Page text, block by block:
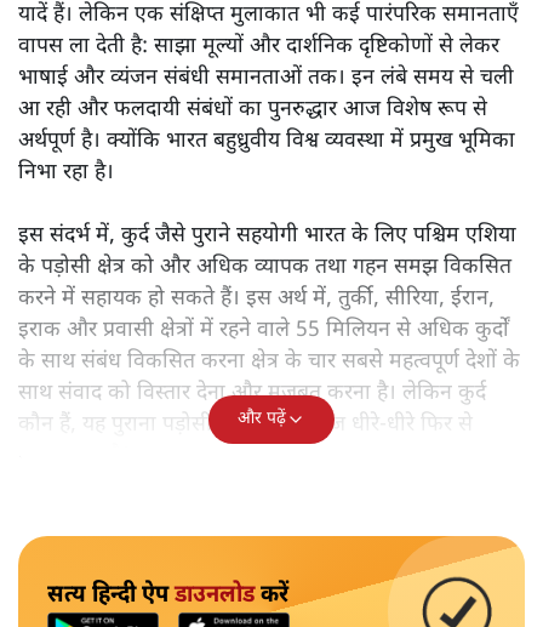
यादें हैं। लेकिन एक संक्षिप्त मुलाकात भी कई पारंपरिक समानताएँ
वापस ला देती है: साझा मूल्यों और दार्शनिक दृष्टिकोणों से लेकर
भाषाई और व्यंजन संबंधी समानताओं तक। इन लंबे समय से चली
आ रही और फलदायी संबंधों का पुनरुद्धार आज विशेष रूप से
अर्थपूर्ण है। क्योंकि भारत बहुध्रुवीय विश्व व्यवस्था में प्रमुख भूमिका
निभा रहा है।
इस संदर्भ में, कुर्द जैसे पुराने सहयोगी भारत के लिए पश्चिम एशिया
के पड़ोसी क्षेत्र को और अधिक व्यापक तथा गहन समझ विकसित
करने में सहायक हो सकते हैं। इस अर्थ में, तुर्की, सीरिया, ईरान,
इराक और प्रवासी क्षेत्रों में रहने वाले 55 मिलियन से अधिक कुर्दों
के साथ संबंध विकसित करना क्षेत्र के चार सबसे महत्वपूर्ण देशों के
साथ संवाद को विस्तार देना और मजबूत करना है। लेकिन कुर्द
कौन हैं, यह पुराना पड़ोसी जिसे भारत आज धीरे-धीरे फिर से
और पढ़ें
सत्य हिन्दी ऐपडाउनलोडकरें